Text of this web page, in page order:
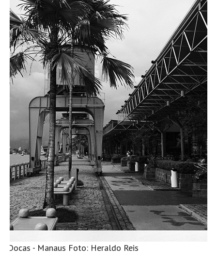
Docas - Manaus Foto: Heraldo Reis